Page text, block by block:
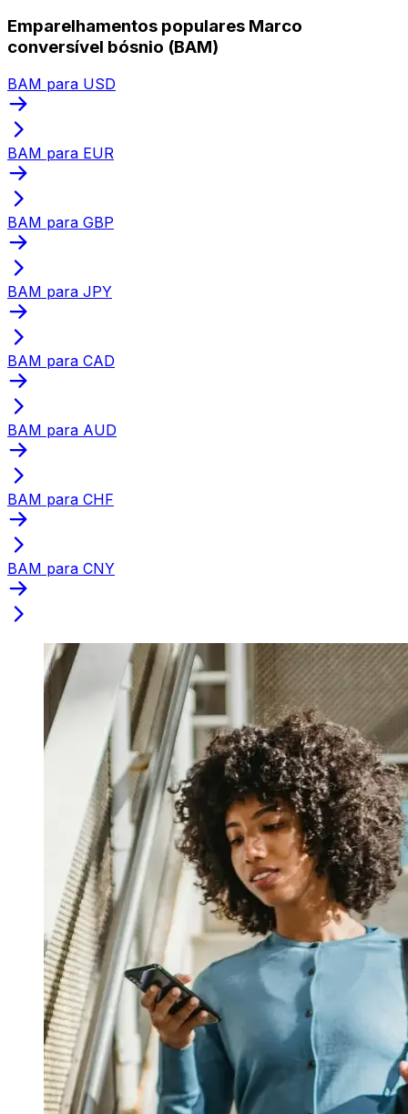
Emparelhamentos populares Marco
conversível bósnio (BAM)
BAM para USD
BAM para EUR
BAM para GBP
BAM para JPY
BAM para CAD
BAM para AUD
BAM para CHF
BAM para CNY